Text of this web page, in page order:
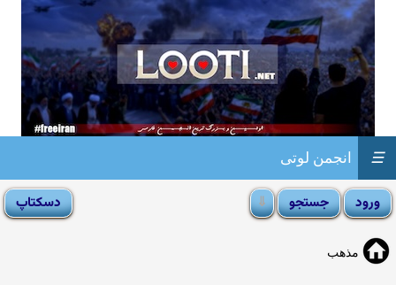
انجمن لوتی ☰
مذهب